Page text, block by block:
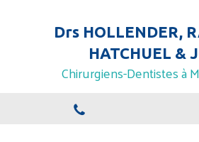
Drs HOLLENDER,
HATCHUEL &
Chirurgiens-Dentistes à